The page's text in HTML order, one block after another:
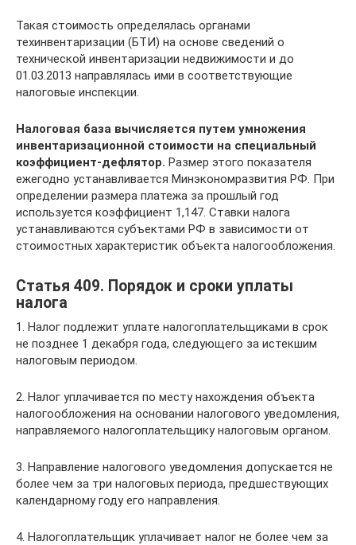
Такая стоимость определялась органами
техинвентаризации (БТИ) на основе сведений о
технической инвентаризации недвижимости и до
01.03.2013 направлялась ими в соответствующие
налоговые инспекции.
Налоговая база вычисляется путем умножения
инвентаризационной стоимости на специальный
коэффициент-дефлятор. Размер этого показателя
ежегодно устанавливается Минэкономразвития РФ. При
определении размера платежа за прошлый год
используется коэффициент 1,147. Ставки налога
устанавливаются субъектами РФ в зависимости от
стоимостных характеристик объекта налогообложения.
Статья 409. Порядок и сроки уплаты
налога
1. Налог подлежит уплате налогоплательщиками в срок
не позднее 1 декабря года, следующего за истекшим
налоговым периодом.
2. Налог уплачивается по месту нахождения объекта
налогообложения на основании налогового уведомления,
направляемого налогоплательщику налоговым органом.
3. Направление налогового уведомления допускается не
более чем за три налоговых периода, предшествующих
календарному году его направления.
4. Налогоплательщик уплачивает налог не более чем за